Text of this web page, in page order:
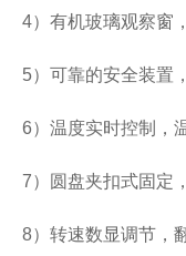
4）有机玻璃观察窗
5）可靠的安全装置
6）温度实时控制，
7）圆盘夹扣式固定
8）转速数显调节，